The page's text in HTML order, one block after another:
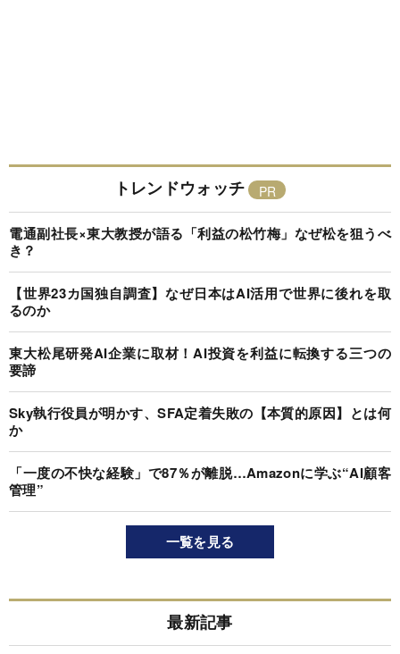
トレンドウォッチ
電通副社長×東大教授が語る「利益の松竹梅」なぜ松を狙うべ
き？
【世界23カ国独自調査】なぜ日本はAI活用で世界に後れを取
るのか
東大松尾研発AI企業に取材！AI投資を利益に転換する三つの
要諦
Sky執行役員が明かす、SFA定着失敗の【本質的原因】とは何
か
「一度の不快な経験」で87％が離脱…Amazonに学ぶ“AI顧客
管理”
一覧を見る
最新記事